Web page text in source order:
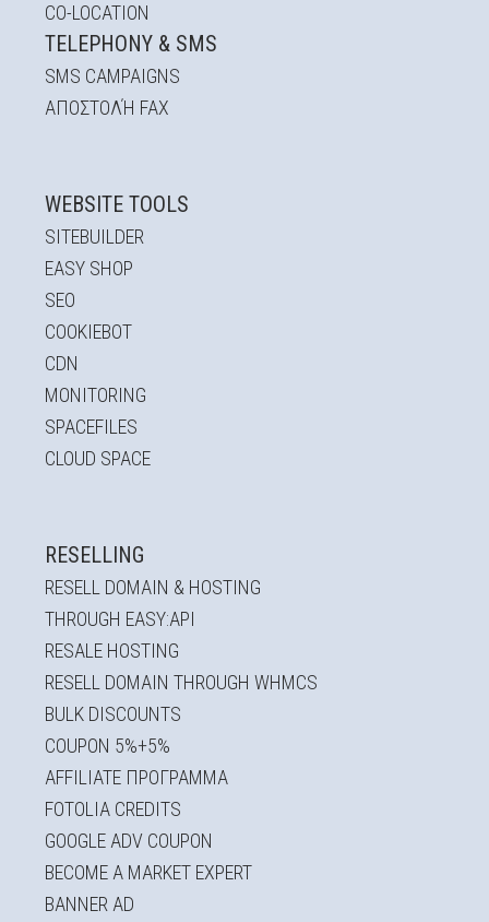
CO-LOCATION
TELEPHONY & SMS
SMS CAMPAIGNS
ΑΠΟΣΤΟΛΉ FAX
WEBSITE TOOLS
SITEBUILDER
EASY SHOP
SEO
COOKIEBOT
CDN
MONITORING
SPACEFILES
CLOUD SPACE
RESELLING
RESELL DOMAIN & HOSTING
THROUGH EASY:API
RESALE HOSTING
RESELL DOMAIN THROUGH WHMCS
BULK DISCOUNTS
COUPON 5%+5%
AFFILIATE ΠΡΟΓΡΑΜΜΑ
FOTOLIA CREDITS
GOOGLE ADV COUPON
BECOME A MARKET EXPERT
BANNER AD